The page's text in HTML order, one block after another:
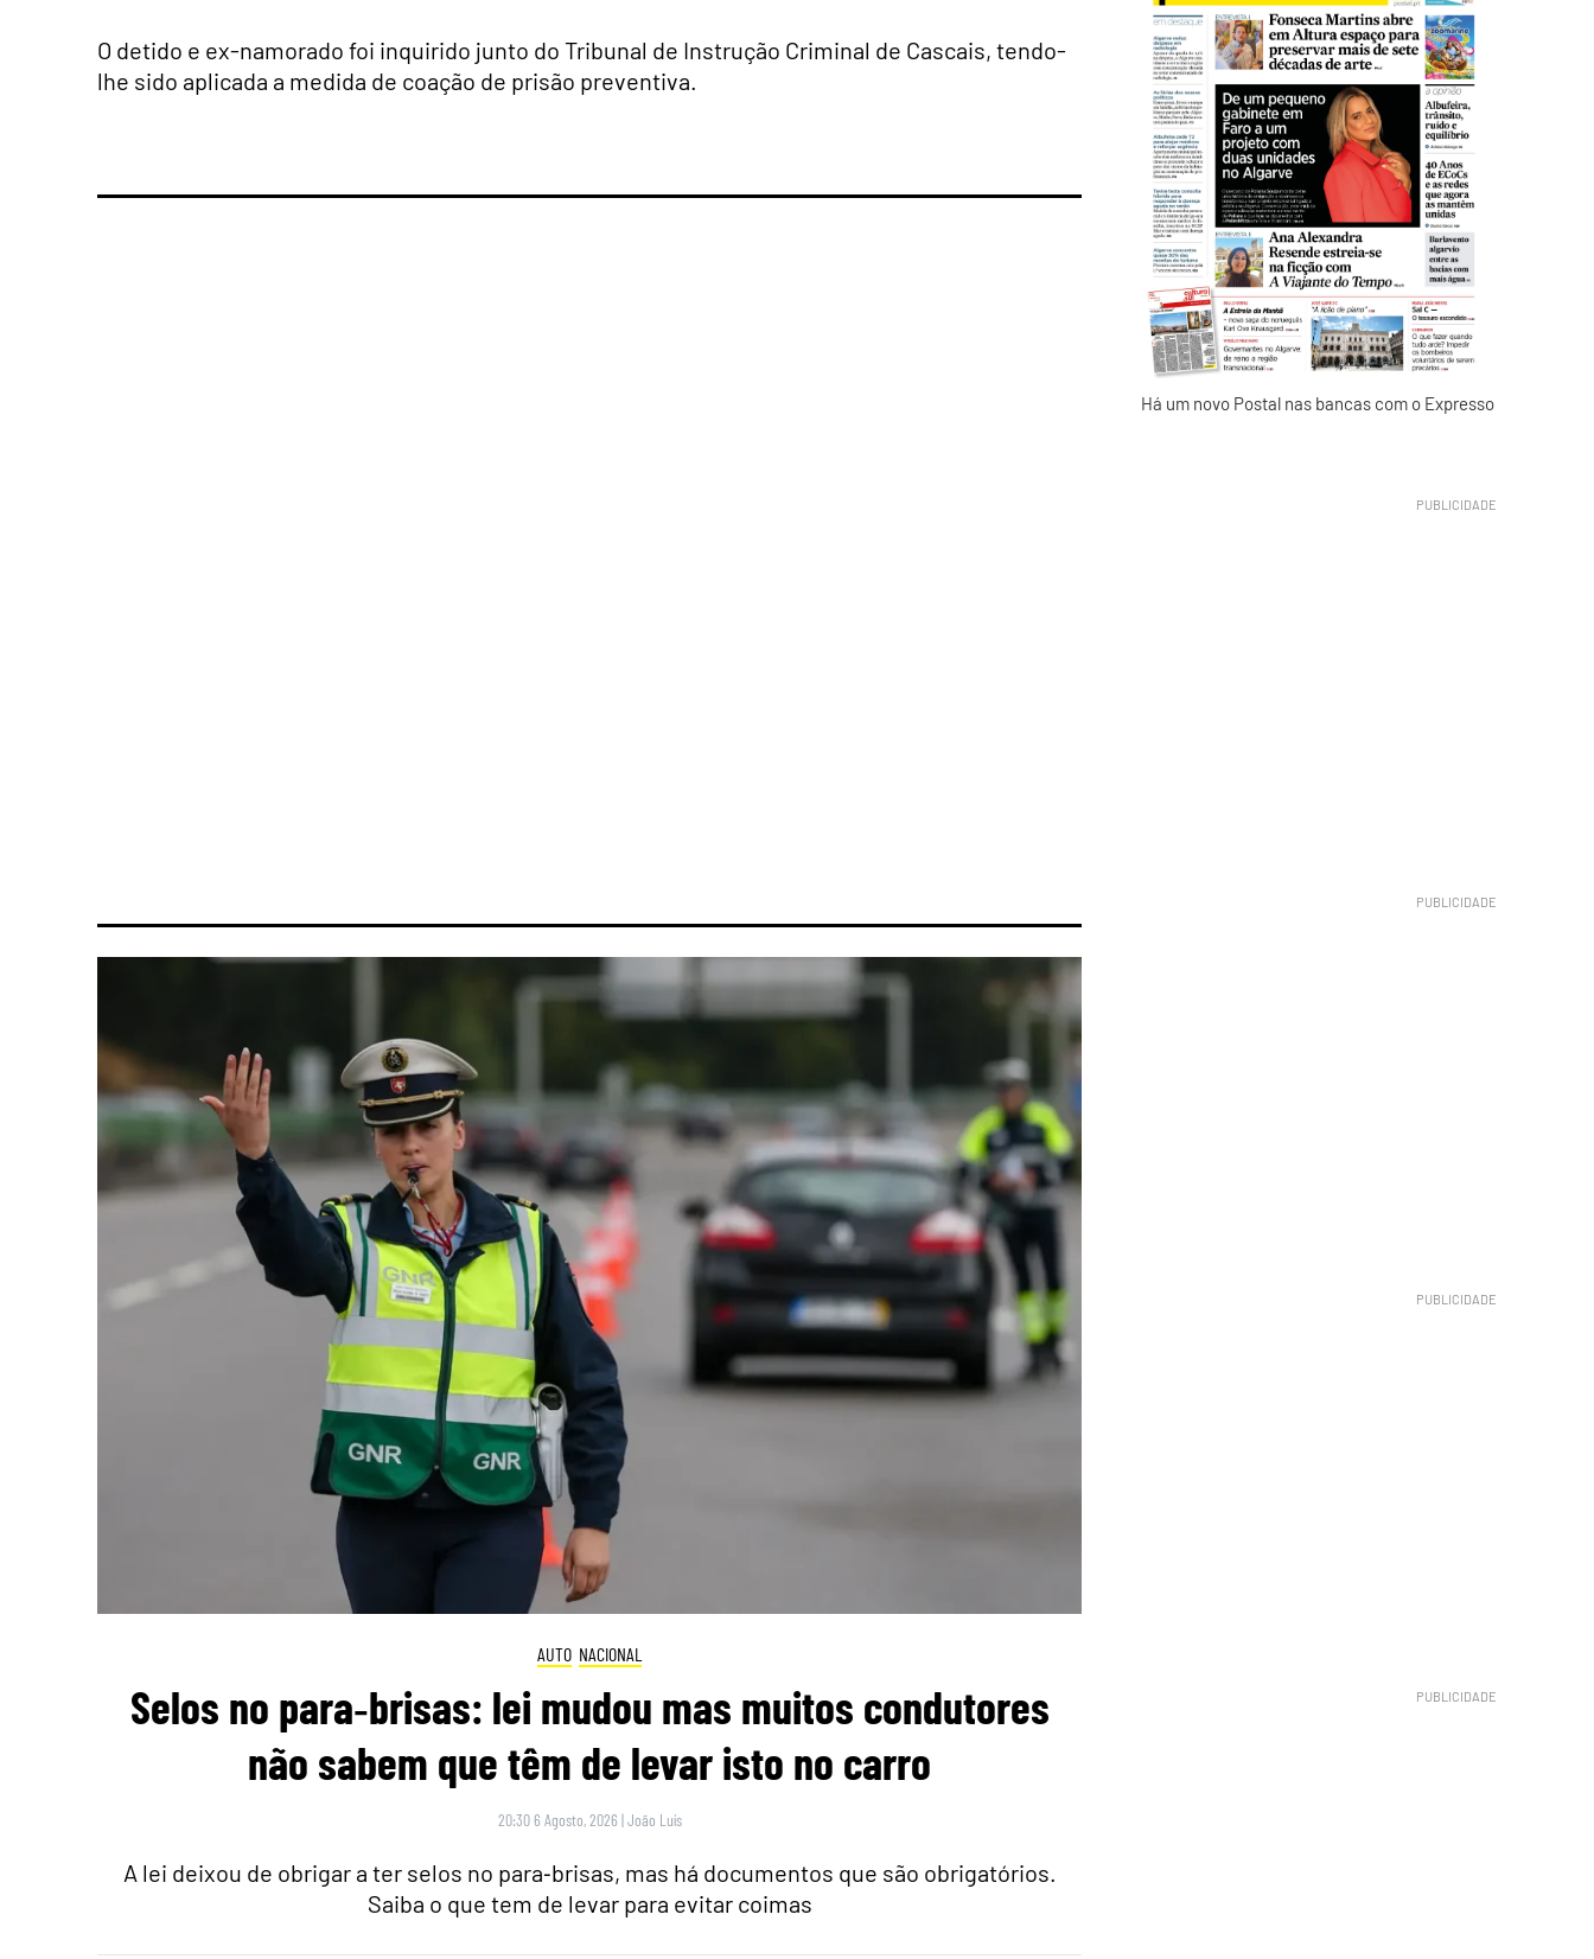
O detido e ex-namorado foi inquirido junto do Tribunal de Instrução Criminal de Cascais, tendo-
lhe sido aplicada a medida de coação de prisão preventiva.
AUTO NACIONAL
Selos no para‑brisas: lei mudou mas muitos condutores
não sabem que têm de levar isto no carro
20:30 6 Agosto, 2026 |João Luís
A lei deixou de obrigar a ter selos no para‑brisas, mas há documentos que são obrigatórios.
Saiba o que tem de levar para evitar coimas
Há um novo Postal nas bancas com o Expresso